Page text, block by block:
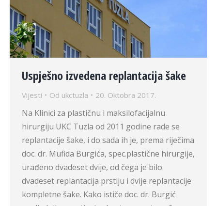
Uspješno izvedena replantacija šake
Vijesti Od ukctuzla 20. Oktobra 2017.
Na Klinici za plastičnu i maksilofacijalnu
hirurgiju UKC Tuzla od 2011 godine rade se
replantacije šake, i do sada ih je, prema riječima
doc. dr. Mufida Burgića, spec.plastične hirurgije,
urađeno dvadeset dvije, od čega je bilo
dvadeset replantacija prstiju i dvije replantacije
kompletne šake. Kako ističe doc. dr. Burgić